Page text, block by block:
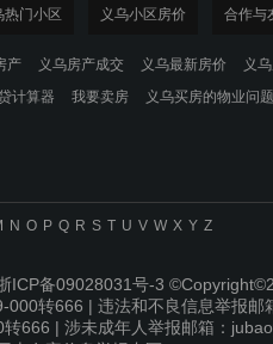
热门小区 义乌小区房价 合作与
产 义乌房产成交 义乌最新房价 义
计算器 我要卖房 义乌买房的物业问题
N O P Q R S T U V W X Y Z
ICP备09028031号-3
转666 | 违法和不良信息举报
666 | 涉未成年人举报邮箱：